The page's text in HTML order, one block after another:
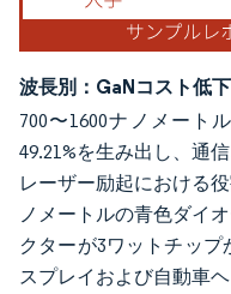
波長別：GaNコスト低
700〜1600ナノメート
49.21%を生み出し、通
レーザー励起における
ノメートルの青色ダイ
クターが3ワットチップ
スプレイおよび自動車